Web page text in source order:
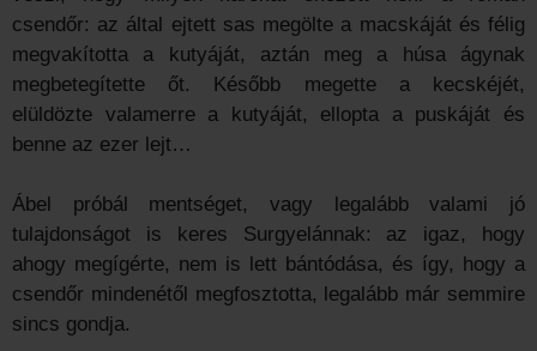
csendőr: az által ejtett sas megölte a macskáját és félig
megvakította a kutyáját, aztán meg a húsa ágynak
megbetegítette őt. Később megette a kecskéjét,
elüldözte valamerre a kutyáját, ellopta a puskáját és
benne az ezer lejt…
Ábel próbál mentséget, vagy legalább valami jó
tulajdonságot is keres Surgyelánnak: az igaz, hogy
ahogy megígérte, nem is lett bántódása, és így, hogy a
csendőr mindenétől megfosztotta, legalább már semmire
sincs gondja.